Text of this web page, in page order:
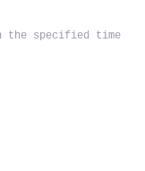
the specified time